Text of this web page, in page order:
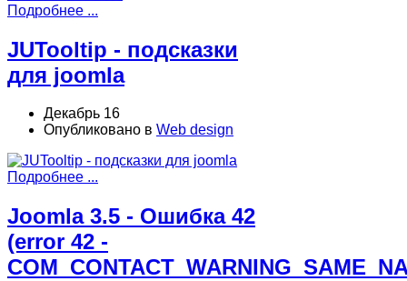
Подробнее ...
JUTooltip - подсказки
для joomla
Декабрь 16
Опубликовано в Web design
Подробнее ...
Joomla 3.5 - Ошибка 42
(error 42 -